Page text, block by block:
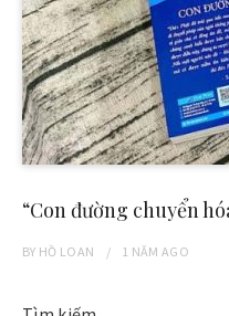
“Con đường chuyển
BY HỒ LOAN 1 NĂM AGO